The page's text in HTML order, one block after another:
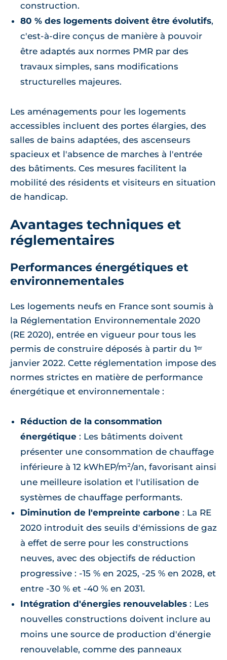
construction.
80 % des logements doivent être évolutifs,
c'est-à-dire conçus de manière à pouvoir
être adaptés aux normes PMR par des
travaux simples, sans modifications
structurelles majeures.
Les aménagements pour les logements
accessibles incluent des portes élargies, des
salles de bains adaptées, des ascenseurs
spacieux et l'absence de marches à l'entrée
des bâtiments. Ces mesures facilitent la
mobilité des résidents et visiteurs en situation
de handicap.
Avantages techniques et
réglementaires
Performances énergétiques et
environnementales
Les logements neufs en France sont soumis à
la Réglementation Environnementale 2020
(RE 2020), entrée en vigueur pour tous les
permis de construire déposés à partir du 1ᵉʳ
janvier 2022. Cette réglementation impose des
normes strictes en matière de performance
énergétique et environnementale :
Réduction de la consommation
énergétique : Les bâtiments doivent
présenter une consommation de chauffage
inférieure à 12 kWhEP/m²/an, favorisant ainsi
une meilleure isolation et l'utilisation de
systèmes de chauffage performants.
Diminution de l'empreinte carbone : La RE
2020 introduit des seuils d'émissions de gaz
à effet de serre pour les constructions
neuves, avec des objectifs de réduction
progressive : -15 % en 2025, -25 % en 2028, et
entre -30 % et -40 % en 2031.
Intégration d'énergies renouvelables : Les
nouvelles constructions doivent inclure au
moins une source de production d'énergie
renouvelable, comme des panneaux